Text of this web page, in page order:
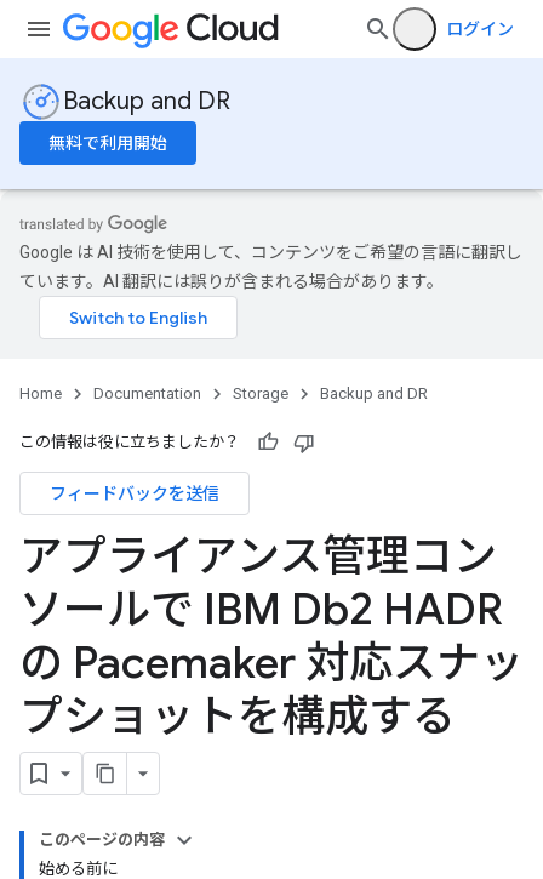
ログイン
Backup and DR
無料で利用開始
Google は AI 技術を使用して、コンテンツをご希望の言語に翻訳し
ています。AI 翻訳には誤りが含まれる場合があります。
Home Documentation Storage Backup and DR
この情報は役に立ちましたか？
フィードバックを送信
アプライアンス管理コン
ソールで IBM Db2 HADR
の Pacemaker 対応スナッ
プショットを構成する
このページの内容
始める前に